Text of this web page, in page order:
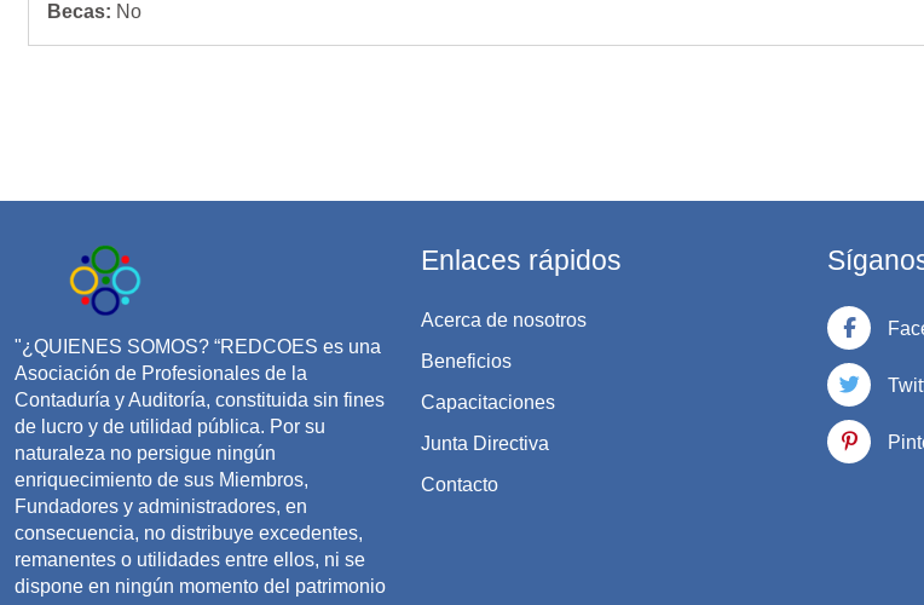
Becas: No
"¿QUIENES SOMOS? “REDCOES es una
Asociación de Profesionales de la
Contaduría y Auditoría, constituida sin fines
de lucro y de utilidad pública. Por su
naturaleza no persigue ningún
enriquecimiento de sus Miembros,
Fundadores y administradores, en
consecuencia, no distribuye excedentes,
remanentes o utilidades entre ellos, ni se
dispone en ningún momento del patrimonio
Enlaces rápidos
Acerca de nosotros
Beneficios
Capacitaciones
Junta Directiva
Contacto